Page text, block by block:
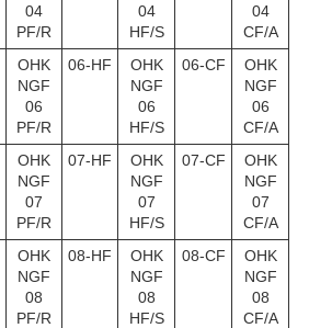
04
PF/R
04
HF/S
04
CF/A
OHK
NGF
06
PF/R
06-HF
OHK
NGF
06
HF/S
06-CF
OHK
NGF
06
CF/A
OHK
NGF
07
PF/R
07-HF
OHK
NGF
07
HF/S
07-CF
OHK
NGF
07
CF/A
OHK
NGF
08
PF/R
08-HF
OHK
NGF
08
HF/S
08-CF
OHK
NGF
08
CF/A